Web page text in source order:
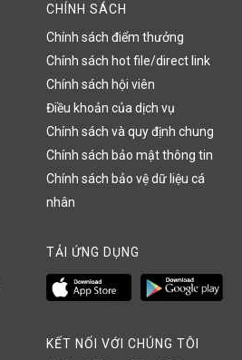
CHÍNH SÁCH
Chính sách điểm thưởng
Chính sách hot file/direct link
Chính sách hội viên
Điều khoản của dịch vụ
Chính sách và quy định chung
Chính sách bảo mật thông tin
Chính sách bảo vệ dữ liệu cá
nhân
TẢI ỨNG DỤNG
KẾT NỐI VỚI CHÚNG TÔI